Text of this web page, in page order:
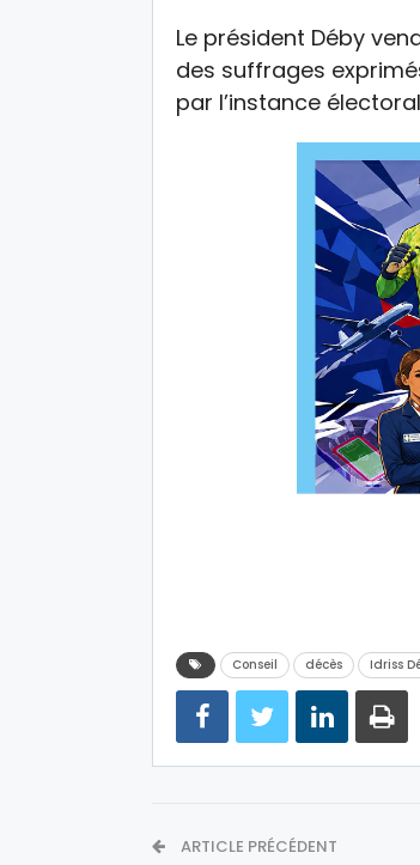
Le président Déby
des suffrages
par l’instance
Conseil décès Idriss
ARTICLE PRÉCÉDENT